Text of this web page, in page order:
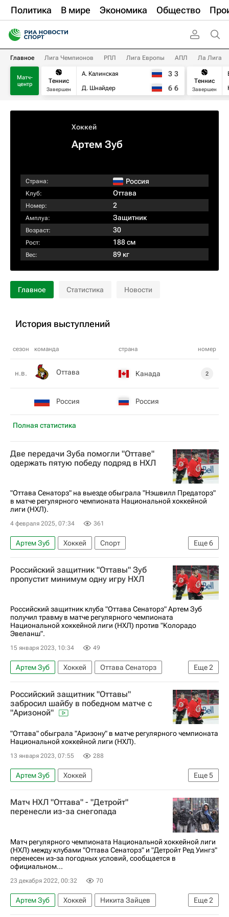
Политика В мире Экономика Общество
Главное Лига Чемпионов РПЛ Лига Европы АПЛ Ла Лига
Матч-
центр
Теннис
Завершен
А. Калинская
Д. Шнайдер
3 3
6 6
Теннис
Завершен
Хоккей
Артем Зуб
Страна: Россия
Клуб: Оттава
Номер: 2
Амплуа: Защитник
Возраст: 30
Рост: 188 см
Вес: 89 кг
Главное Статистика Новости
История выступлений
сезон команда страна номер
Полная статистика
н.в. Оттава Канада 2
Россия Россия
Две передачи Зуба помогли "Оттаве"
одержать пятую победу подряд в НХЛ
"Оттава Сенаторз" на выезде обыграла "Нэшвилл Предаторз"
в матче регулярного чемпионата Национальной хоккейной
лиги (НХЛ).
4 февраля 2025, 07:34 361
Еще6
Артем Зуб Хоккей
Спорт
Филип Форсберг
Адам Годетт
Джонатан Маршессо
Оттава Сенаторз
Национальная хоккейная лига (НХЛ)
Российский защитник "Оттавы" Зуб
пропустит минимум одну игру НХЛ
Российский защитник клуба "Оттава Сенаторз" Артем Зуб
получил травму в матче регулярного чемпионата
Национальной хоккейной лиги (НХЛ) против "Колорадо
Эвеланш".
15 января 2023, 10:34 49
Еще2
Артем Зуб Хоккей
Оттава Сенаторз
Колорадо Эвеланш
Национальная хоккейная лига (НХЛ)
Российский защитник "Оттавы"
забросил шайбу в победном матче с
"Аризоной"
"Оттава" обыграла "Аризону" в матче регулярного чемпионата
Национальной хоккейной лиги (НХЛ).
13 января 2023, 07:55 288
Еще5
Артем Зуб
Хоккей
Национальная хоккейная лига (НХЛ)
Дерик Брассар
Алекс Дебринкат
Матч НХЛ "Оттава" - "Детройт"
перенесли из-за снегопада
Матч регулярного чемпионата Национальной хоккейной лиги
(НХЛ) между клубами "Оттава Сенаторз" и "Детройт Ред Уингз"
перенесен из-за погодных условий, сообщается в
официальном...
23 декабря 2022, 00:32 70
Еще2
Артем Зуб Хоккей
Никита Зайцев